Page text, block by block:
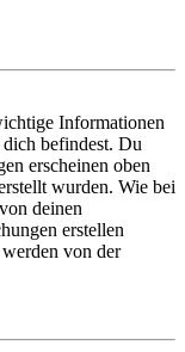
Informationen
befindest. Du
erscheinen oben
wurden. Wie bei
deinen
erstellen
von der